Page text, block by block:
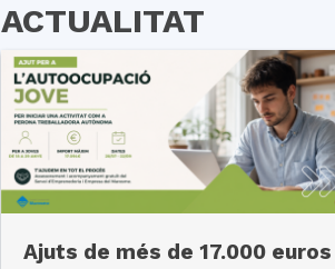
ACTUALITAT
Ajuts de més de 17.000 euros